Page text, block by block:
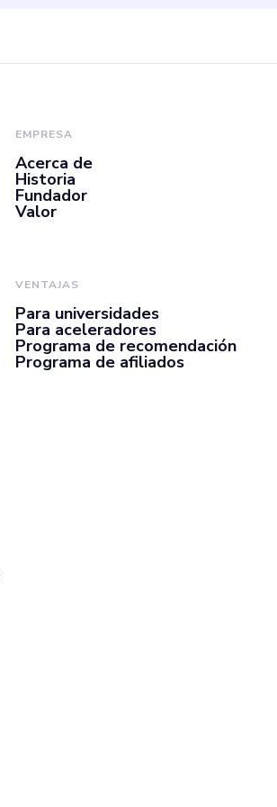
EMPRESA
Acerca de
Historia
Fundador
Valor
VENTAJAS
Para universidades
Para aceleradores
Programa de recomendación
Programa de afiliados